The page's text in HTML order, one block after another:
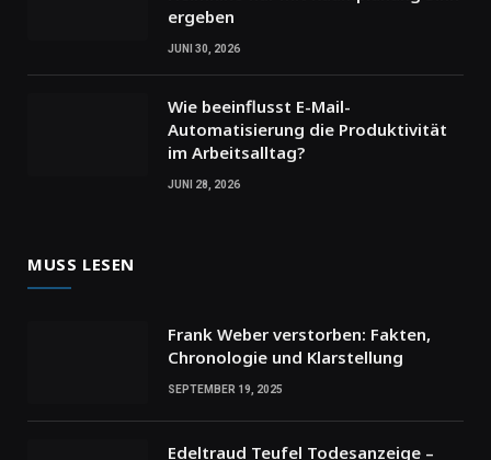
ergeben
JUNI 30, 2026
Wie beeinflusst E-Mail-
Automatisierung die Produktivität
im Arbeitsalltag?
JUNI 28, 2026
MUSS LESEN
Frank Weber verstorben: Fakten,
Chronologie und Klarstellung
SEPTEMBER 19, 2025
Edeltraud Teufel Todesanzeige –